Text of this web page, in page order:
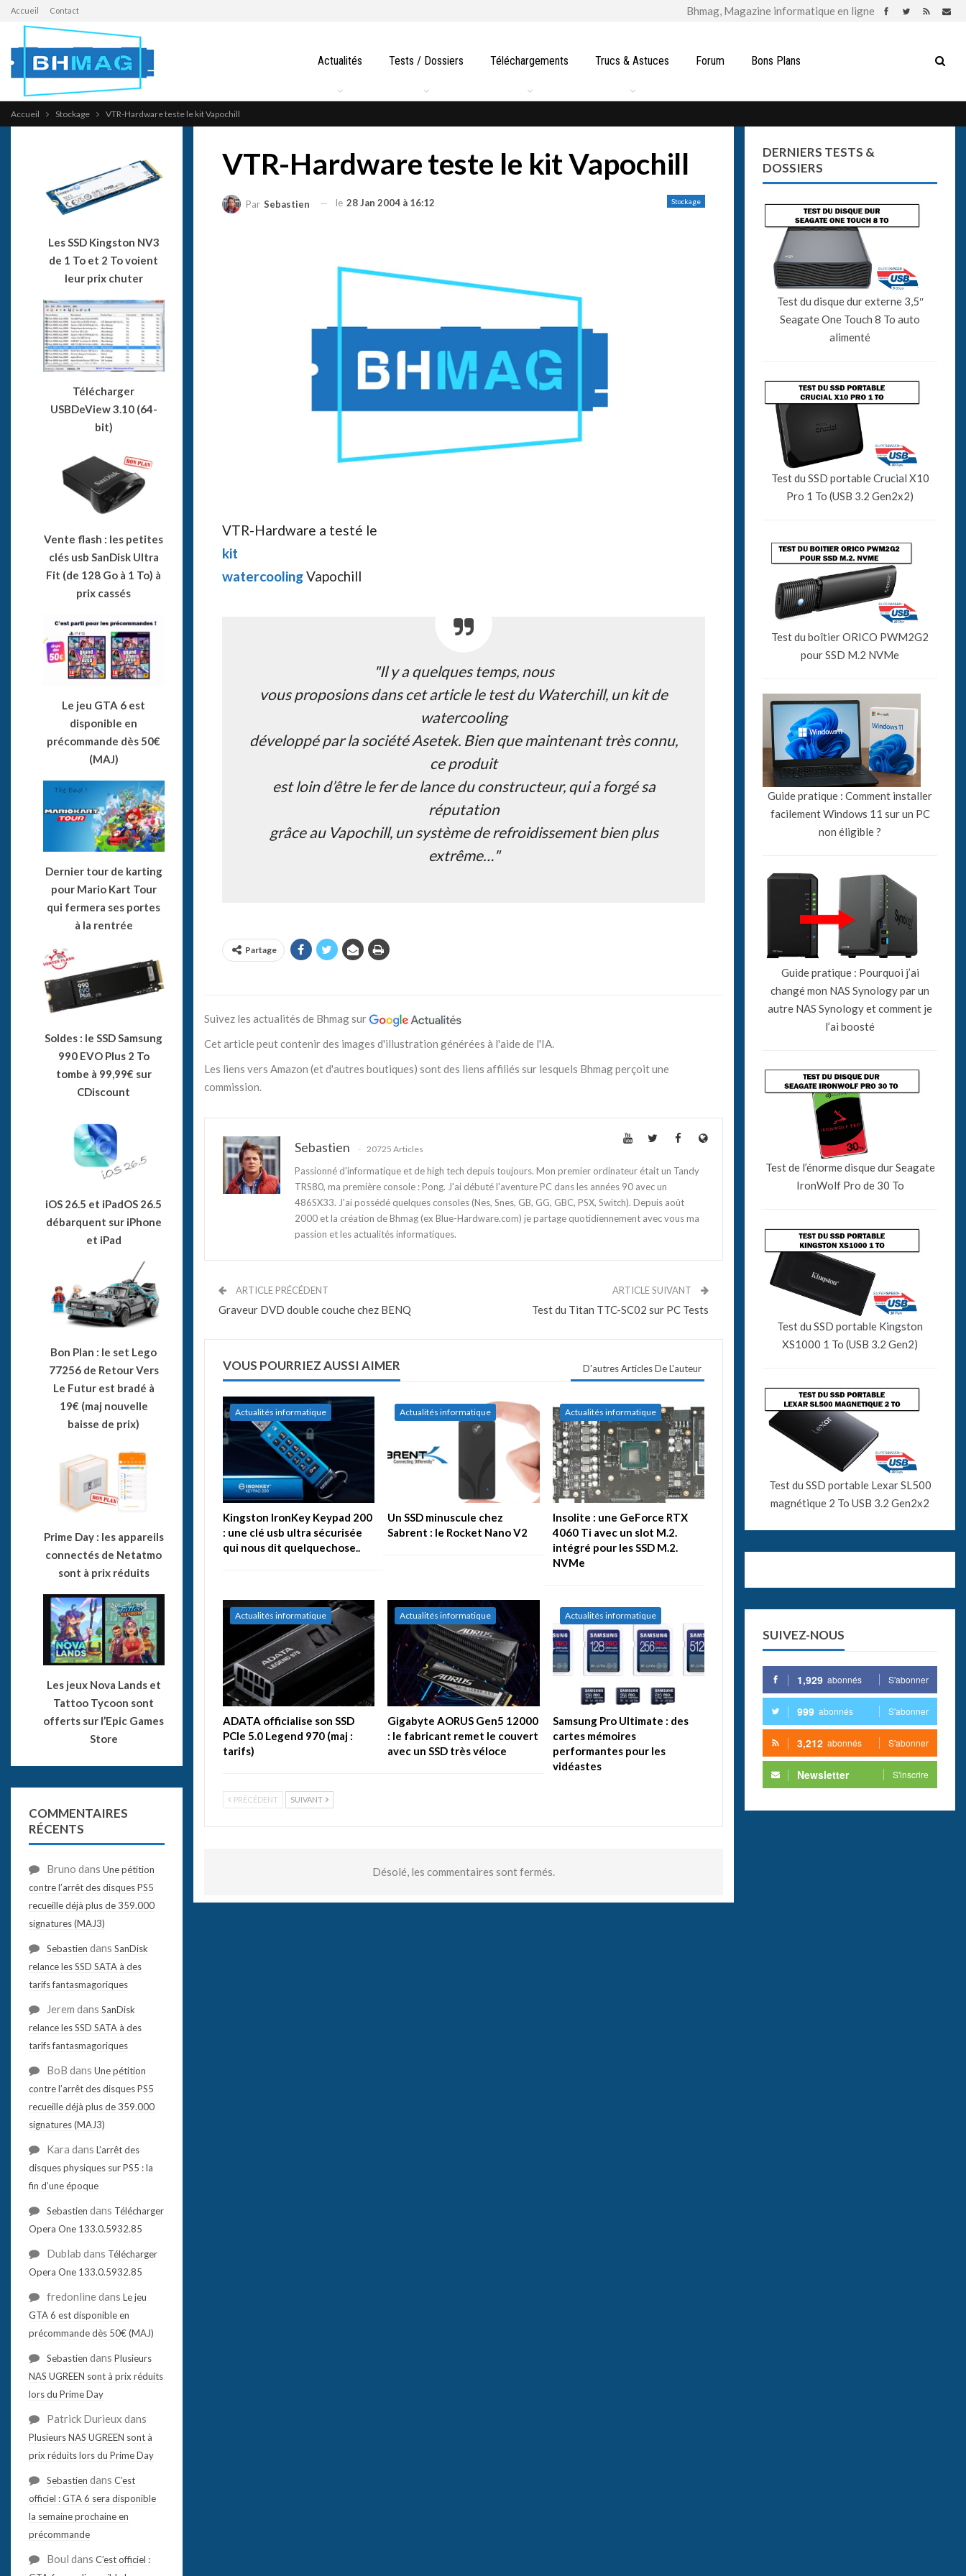
Accueil Contact
Actualités Tests / Dossiers Téléchargements Trucs & Astuces Forum Bons Plans
Accueil Stockage VTR-Hardware teste le kit Vapochill
VTR-Hardware teste le kit Vapochill
Stockage
Par Sebastien le 28 Jan 2004 à 16:12
VTR-Hardware a testé le
kit
watercoolingVapochill
"Il y a quelques temps, nous
vous proposions dans cet article le test du Waterchill, un kit de
watercooling
développé par la société Asetek. Bien que maintenant très connu,
ce produit
est loin d’être le fer de lance du constructeur, qui a forgé sa
réputation
grâce au Vapochill, un système de refroidissement bien plus
extrême…"
Partage
Suivez les actualités de Bhmag sur
Cet article peut contenir des images d'illustration générées à l'aide de l'IA.
Les liens vers Amazon (et d'autres boutiques) sont des liens affiliés sur lesquels Bhmag perçoit une
commission.
Sebastien 20725 Articles
Passionné d'informatique et de high tech depuis toujours. Mon premier ordinateur était un Tandy
TRS80, ma première console : Pong. J'ai débuté l'aventure PC dans les années 90 avec un
486SX33. J'ai possédé quelques consoles (Nes, Snes, GB, GG, GBC, PSX, Switch). Depuis août
2000 et la création de Bhmag (ex Blue-Hardware.com) je partage quotidiennement avec vous ma
passion et les actualités informatiques.
ARTICLE PRÉCÉDENT
Graveur DVD double couche chez BENQ
ARTICLE SUIVANT
Test du Titan TTC-SC02 sur PC Tests
VOUS POURRIEZ AUSSI AIMER D'autres Articles De L'auteur
Actualités informatique
Kingston IronKey Keypad 200
: une clé usb ultra sécurisée
qui nous dit quelquechose..
Actualités informatique
Un SSD minuscule chez
Sabrent : le Rocket Nano V2
Actualités informatique
Insolite : une GeForce RTX
4060 Ti avec un slot M.2.
intégré pour les SSD M.2.
NVMe
Actualités informatique
ADATA officialise son SSD
PCIe 5.0 Legend 970 (maj :
tarifs)
Actualités informatique
Gigabyte AORUS Gen5 12000
: le fabricant remet le couvert
avec un SSD très véloce
Actualités informatique
Samsung Pro Ultimate : des
cartes mémoires
performantes pour les
vidéastes
PRÉCÉDENT SUIVANT
Désolé, les commentaires sont fermés.
DERNIERS TESTS &
DOSSIERS
Test du disque dur externe 3,5″
Seagate One Touch 8 To auto
alimenté
Test du SSD portable Crucial X10
Pro 1 To (USB 3.2 Gen2x2)
Test du boîtier ORICO PWM2G2
pour SSD M.2 NVMe
Guide pratique : Comment installer
facilement Windows 11 sur un PC
non éligible ?
Guide pratique : Pourquoi j’ai
changé mon NAS Synology par un
autre NAS Synology et comment je
l’ai boosté
Test de l’énorme disque dur Seagate
IronWolf Pro de 30 To
Test du SSD portable Kingston
XS1000 1 To (USB 3.2 Gen2)
Test du SSD portable Lexar SL500
magnétique 2 To USB 3.2 Gen2x2
SUIVEZ-NOUS
1,929 abonnés S'abonner
999 abonnés S'abonner
3,212 abonnés S'abonner
Newsletter S'inscrire
Les SSD Kingston NV3
de 1 To et 2 To voient
leur prix chuter
Télécharger
USBDeView 3.10 (64-
bit)
Vente flash : les petites
clés usb SanDisk Ultra
Fit (de 128 Go à 1 To) à
prix cassés
Le jeu GTA 6 est
disponible en
précommande dès 50€
(MAJ)
Dernier tour de karting
pour Mario Kart Tour
qui fermera ses portes
à la rentrée
Soldes : le SSD Samsung
990 EVO Plus 2 To
tombe à 99,99€ sur
CDiscount
iOS 26.5 et iPadOS 26.5
débarquent sur iPhone
et iPad
Bon Plan : le set Lego
77256 de Retour Vers
Le Futur est bradé à
19€ (maj nouvelle
baisse de prix)
Prime Day : les appareils
connectés de Netatmo
sont à prix réduits
Les jeux Nova Lands et
Tattoo Tycoon sont
offerts sur l’Epic Games
Store
COMMENTAIRES
RÉCENTS
Bruno dans Une pétition
contre l’arrêt des disques PS5
recueille déjà plus de 359.000
signatures (MAJ3)
Sebastien dans SanDisk
relance les SSD SATA à des
tarifs fantasmagoriques
Jerem dans SanDisk
relance les SSD SATA à des
tarifs fantasmagoriques
BoB dans Une pétition
contre l’arrêt des disques PS5
recueille déjà plus de 359.000
signatures (MAJ3)
Kara dans L’arrêt des
disques physiques sur PS5 : la
fin d’une époque
Sebastien dans Télécharger
Opera One 133.0.5932.85
Dublab dans Télécharger
Opera One 133.0.5932.85
fredonlinedans Le jeu
GTA 6 est disponible en
précommande dès 50€ (MAJ)
Sebastien dans Plusieurs
NAS UGREEN sont à prix réduits
lors du Prime Day
Patrick Durieux dans
Plusieurs NAS UGREEN sont à
prix réduits lors du Prime Day
Sebastien dans C’est
officiel : GTA 6 sera disponible
la semaine prochaine en
précommande
Boul dans C’est officiel :